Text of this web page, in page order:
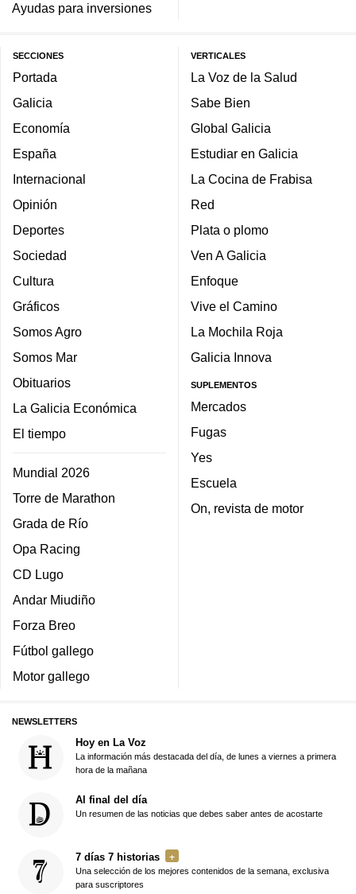
Ayudas para inversiones
SECCIONES
Portada
Galicia
Economía
España
Internacional
Opinión
Deportes
Sociedad
Cultura
Gráficos
Somos Agro
Somos Mar
Obituarios
La Galicia Económica
El tiempo
Mundial 2026
Torre de Marathon
Grada de Río
Opa Racing
CD Lugo
Andar Miudiño
Forza Breo
Fútbol gallego
Motor gallego
VERTICALES
La Voz de la Salud
Sabe Bien
Global Galicia
Estudiar en Galicia
La Cocina de Frabisa
Red
Plata o plomo
Ven A Galicia
Enfoque
Vive el Camino
La Mochila Roja
Galicia Innova
SUPLEMENTOS
Mercados
Fugas
Yes
Escuela
On, revista de motor
NEWSLETTERS
Hoy en La Voz
La información más destacada del día, de lunes a viernes a primera
hora de la mañana
Al final del día
Un resumen de las noticias que debes saber antes de acostarte
7 días 7 historias
Una selección de los mejores contenidos de la semana, exclusiva
para suscriptores